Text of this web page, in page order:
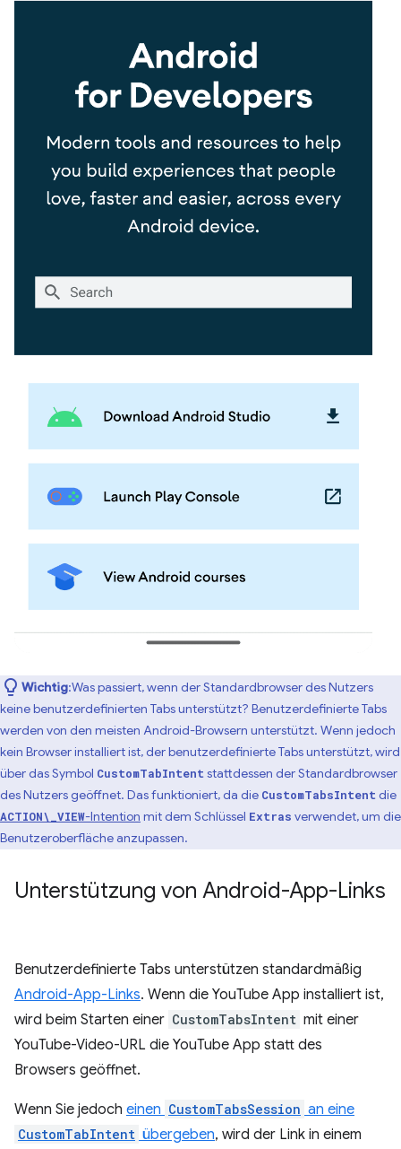
Wichtig:Was passiert, wenn der Standardbrowser des Nutzers
keine benutzerdefinierten Tabs unterstützt? Benutzerdefinierte Tabs
werden von den meisten Android-Browsern unterstützt. Wenn jedoch
kein Browser installiert ist, der benutzerdefinierte Tabs unterstützt, wird
über das Symbol CustomTabIntent stattdessen der Standardbrowser
des Nutzers geöffnet. Das funktioniert, da die CustomTabsIntent die
ACTION\_VIEW-Intention mit dem Schlüssel Extras verwendet, um die
Benutzeroberfläche anzupassen.
Unterstützung von Android-App-Links
Benutzerdefinierte Tabs unterstützen standardmäßig
Android-App-Links. Wenn die YouTube App installiert ist,
wird beim Starten einer CustomTabsIntent mit einer
YouTube-Video-URL die YouTube App statt des
Browsers geöffnet.
Wenn Sie jedoch einen CustomTabsSession an eine
CustomTabIntent übergeben, wird der Link in einem